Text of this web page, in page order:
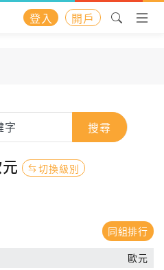
登入 開戶
搜尋
元
切換級別
同組排行
歐元